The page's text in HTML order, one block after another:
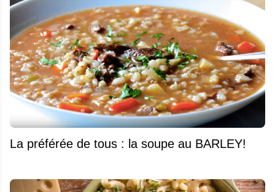
La préférée de tous : la soupe au BARLEY!